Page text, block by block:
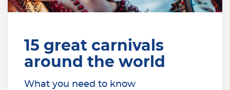
15 great carnivals
around the world
What you need to know